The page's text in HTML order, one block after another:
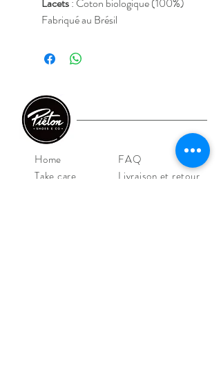
Lacets: Coton biologique (100%)
Fabriqué au Brésil
Home
Take care
FAQ
Livraison et retour